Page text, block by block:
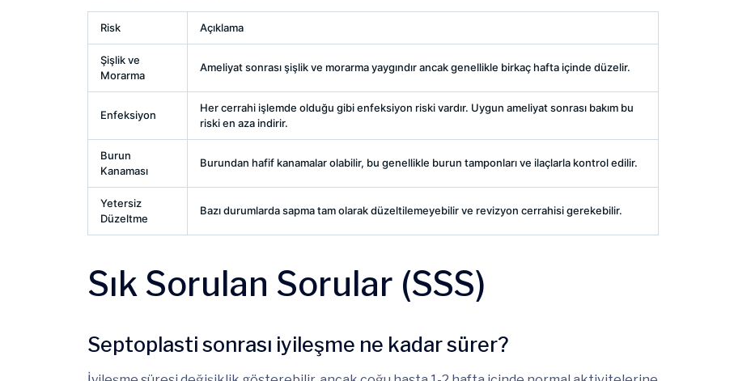
Risk Açıklama
Şişlik ve
Morarma
Ameliyat sonrası şişlik ve morarma yaygındır ancak genellikle birkaç hafta içinde düzelir.
Enfeksiyon
Her cerrahi işlemde olduğu gibi enfeksiyon riski vardır. Uygun ameliyat sonrası bakım bu
riski en aza indirir.
Burun
Kanaması
Burundan hafif kanamalar olabilir, bu genellikle burun tamponları ve ilaçlarla kontrol edilir.
Yetersiz
Düzeltme
Bazı durumlarda sapma tam olarak düzeltilemeyebilir ve revizyon cerrahisi gerekebilir.
Sık Sorulan Sorular (SSS)
Septoplasti sonrası iyileşme ne kadar sürer?